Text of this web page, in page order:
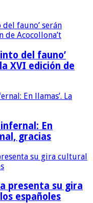
del fauno’
XVI edición de
En
gracias
presenta su gira
españoles